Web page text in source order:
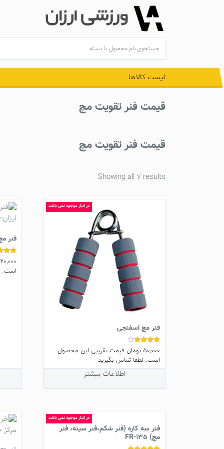
لیست کالاها
قیمت فنر تقویت مچ
قیمت فنر تقویت مچ
Showing all 7 results
در انبار موجود نمی باشد
فنر مچ اسفنجی
نمره
4.00
از 5
50,000 تومان قیمت تقریبی این محصول
است. لطفا تماس بگیرید
اطلاعات بیشتر
فنر مچ
نمره
4.50
از 5
است.
در انبار موجود نمی باشد
فنر سه کاره (فنر شکم،فنر سینه، فنر
مچ) FR-135